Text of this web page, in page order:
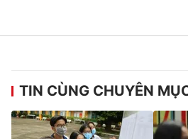
TIN CÙNG CHUYÊN